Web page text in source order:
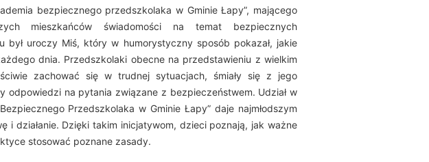
bezpiecznego przedszkolaka w Gminie Łapy”, mającego
mieszkańców świadomości na temat bezpiecznych
był uroczy Miś, który w humorystyczny sposób pokazał, jakie
dnia. Przedszkolaki obecne na przedstawieniu z wielkim
zachować się w trudnej sytuacjach, śmiały się z jego
odpowiedzi na pytania związane z bezpieczeństwem. Udział w
Przedszkolaka w Gminie Łapy” daje najmłodszym
i działanie. Dzięki takim inicjatywom, dzieci poznają, jak ważne
stosować poznane zasady.